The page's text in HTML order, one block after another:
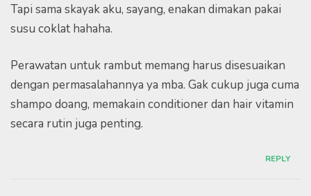
Tapi sama skayak aku, sayang, enakan dimakan pakai
susu coklat hahaha.
Perawatan untuk rambut memang harus disesuaikan
dengan permasalahannya ya mba. Gak cukup juga cuma
shampo doang, memakain conditioner dan hair vitamin
secara rutin juga penting.
REPLY